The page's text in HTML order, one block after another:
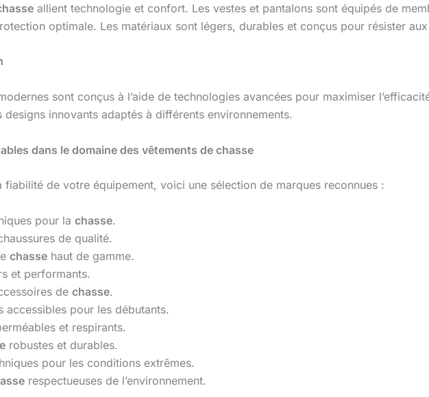
allient technologie et confort. Les vestes et pantalons sont équipés de
optimale. Les matériaux sont légers, durables et conçus pour résister
sont conçus à l’aide de technologies avancées pour maximiser
designs innovants adaptés à différents environnements.
dans le domaine des vêtements de chasse
fiabilité de votre équipement, voici une sélection de marques reconnues :
pour la chasse.
de qualité.
chasse haut de gamme.
et performants.
de chasse.
accessibles pour les débutants.
et respirants.
robustes et durables.
pour les conditions extrêmes.
respectueuses de l’environnement.